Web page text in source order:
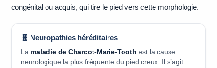
congénital ou acquis, qui tire le pied vers cette morphologie.
🧬 Neuropathies héréditaires
La maladie de Charcot-Marie-Tooth est la cause
neurologique la plus fréquente du pied creux. Il s’agit